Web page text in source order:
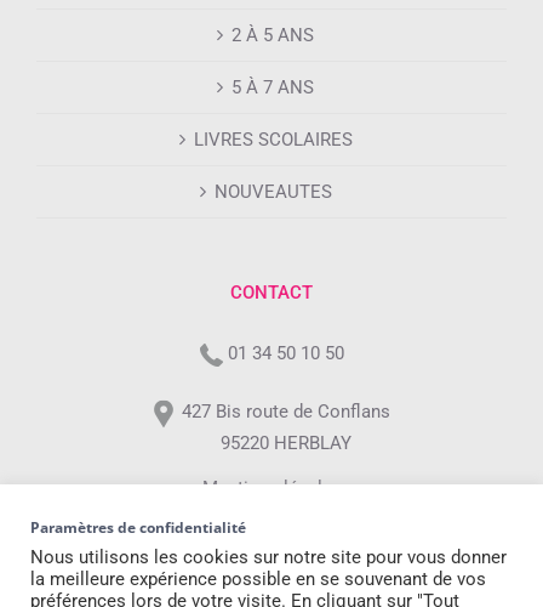
2 À 5 ANS
5 À 7 ANS
LIVRES SCOLAIRES
NOUVEAUTES
CONTACT
01 34 50 10 50
427 Bis route de Conflans
95220 HERBLAY
Mentions légales
Professionnels
Paramètres de confidentialité
Nous utilisons les cookies sur notre site pour vous donner
la meilleure expérience possible en se souvenant de vos
préférences lors de votre visite. En cliquant sur "Tout